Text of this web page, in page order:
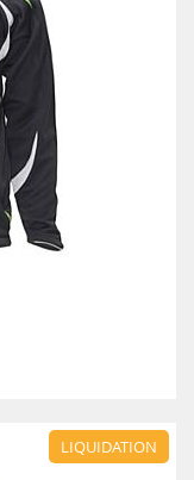
LIQUIDATION